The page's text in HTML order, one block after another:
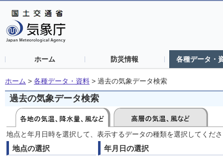
ホーム 防災情報 各種データ・
ホーム > 各種データ・資料 > 過去の気象データ検索
過去の気象データ検索
地点と年月日時を選択して、表示するデータの種類を選択してくだ
地点の選択 年月日の選択